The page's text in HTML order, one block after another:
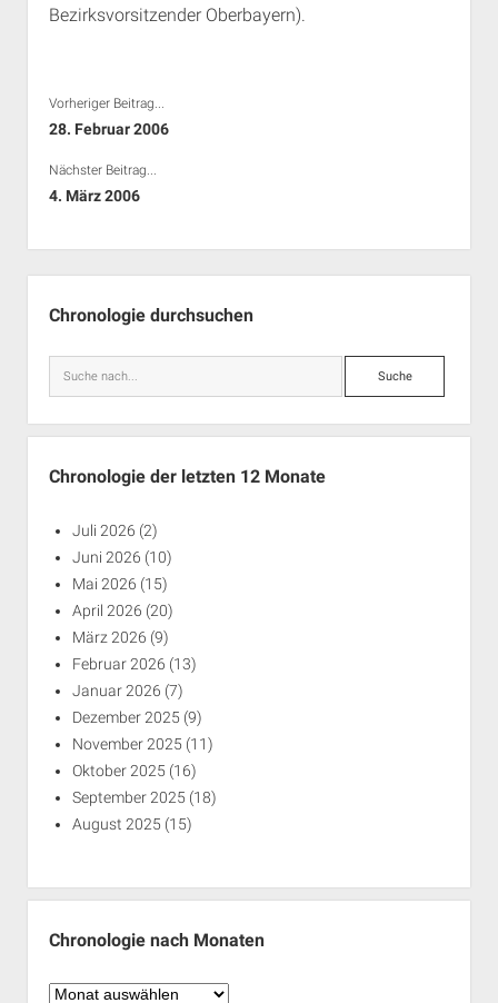
Bezirksvorsitzender Oberbayern).
Vorheriger Beitrag...
28. Februar 2006
Nächster Beitrag...
4. März 2006
Chronologie durchsuchen
Suche
Chronologie der letzten 12 Monate
Juli 2026 (2)
Juni 2026 (10)
Mai 2026 (15)
April 2026 (20)
März 2026 (9)
Februar 2026 (13)
Januar 2026 (7)
Dezember 2025 (9)
November 2025 (11)
Oktober 2025 (16)
September 2025 (18)
August 2025 (15)
Chronologie nach Monaten
Chronologie